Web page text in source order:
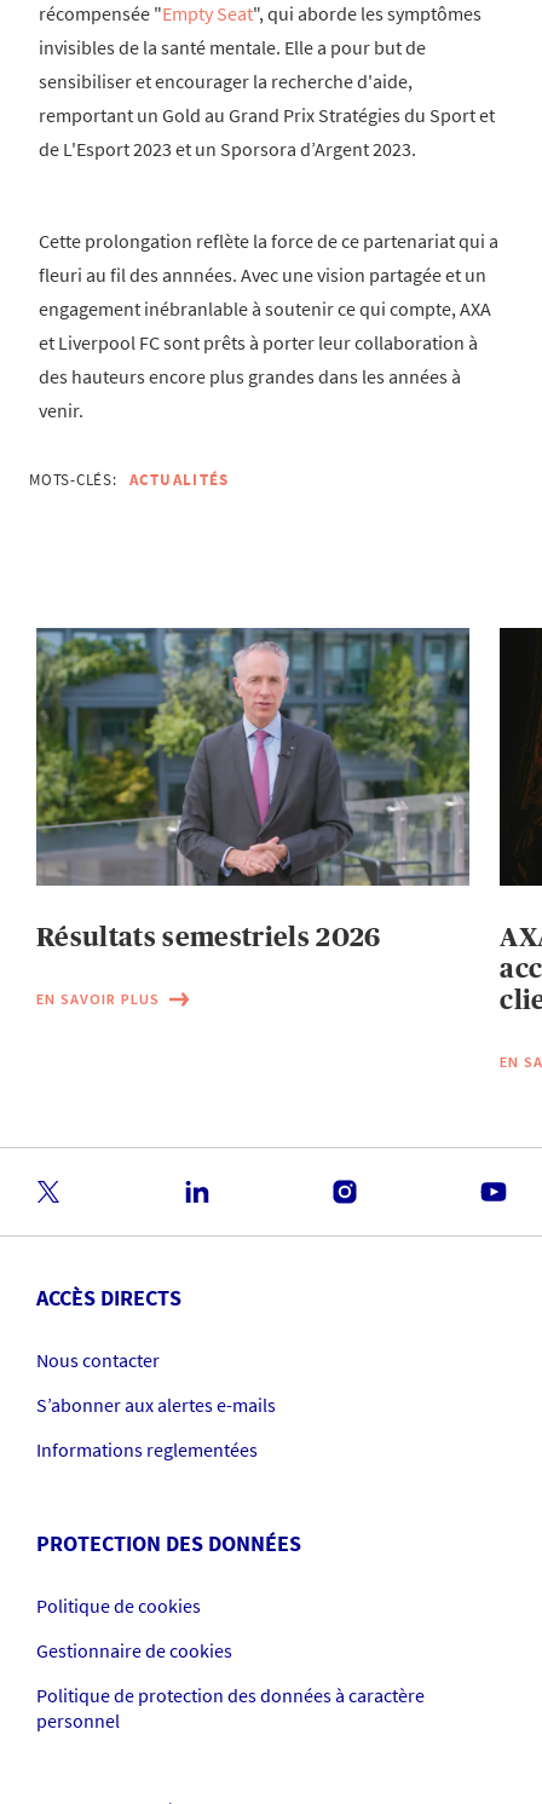
récompensée "Empty Seat", qui aborde les symptômes
invisibles de la santé mentale. Elle a pour but de
sensibiliser et encourager la recherche d'aide,
remportant un Gold au Grand Prix Stratégies du Sport et
de L'Esport 2023 et un Sporsora d’Argent 2023.
Cette prolongation reflète la force de ce partenariat qui a
fleuri au fil des annnées. Avec une vision partagée et un
engagement inébranlable à soutenir ce qui compte, AXA
et Liverpool FC sont prêts à porter leur collaboration à
des hauteurs encore plus grandes dans les années à
venir.
MOTS-CLÉS: ACTUALITÉS
Résultats semestriels 2026
EN SAVOIR PLUS
EN
ACCÈS DIRECTS
Nous contacter
S’abonner aux alertes e-mails
Informations reglementées
PROTECTION DES DONNÉES
Politique de cookies
Gestionnaire de cookies
Politique de protection des données à caractère
personnel